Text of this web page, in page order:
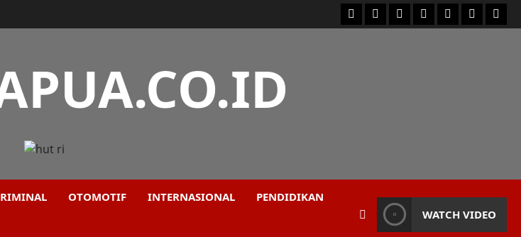
Facebook
TwitterLinkedin
VK YoutubeInstagram
OTOMOTIF INTERNASIONAL PENDIDIKAN
WATCH VIDEO